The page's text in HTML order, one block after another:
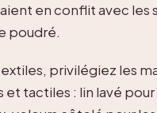
en conflit avec les
poudré.
privilégiez les
et tactiles : lin lavé pour